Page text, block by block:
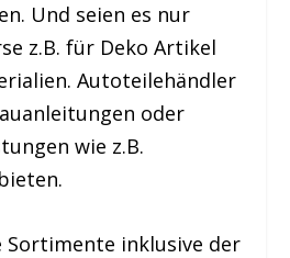
Und seien es nur
z.B. für Deko Artikel
Autoteilehändler
oder
wie z.B.
Sortimente inklusive der